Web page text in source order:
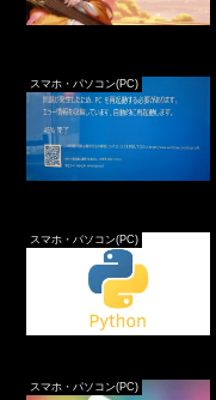
スマホ・パソコン(PC)
スマホ・パソコン(PC)
スマホ・パソコン(PC)